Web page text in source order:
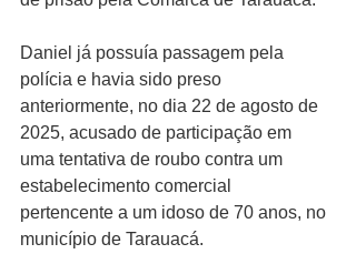
Daniel já possuía passagem pela
polícia e havia sido preso
anteriormente, no dia 22 de agosto de
2025, acusado de participação em
uma tentativa de roubo contra um
estabelecimento comercial
pertencente a um idoso de 70 anos, no
município de Tarauacá.